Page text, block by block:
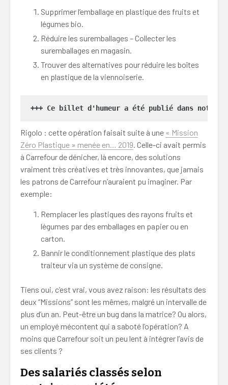
Supprimer l’emballage en plastique des fruits et
légumes bio.
Réduire les suremballages – Collecter les
suremballages en magasin.
Trouver des alternatives pour réduire les boîtes
en plastique de la viennoiserie.
+++ Ce billet d'humeur a été publié dans notre
Rigolo : cette opération faisait suite à une « Mission
Zéro Plastique » menée en… 2019. Celle-ci avait permis
à Carrefour de dénicher, là encore, des solutions
vraiment très créatives et très innovantes, que jamais
les patrons de Carrefour n’auraient pu imaginer. Par
exemple:
Remplacer les plastiques des rayons fruits et
légumes par des emballages en papier ou en
carton.
Bannir le conditionnement plastique des plats
traiteur via un système de consigne.
Tiens oui, c’est vrai, vous avez raison: les résultats des
deux “Missions” sont les mêmes, malgré un intervalle de
plus d’un an. Peut-être un bug dans la matrice? Ou alors,
un employé mécontent qui a saboté l’opération? A
moins que Carrefour soit un peu lent à intégrer l’avis de
ses clients ?
Des salariés classés selon